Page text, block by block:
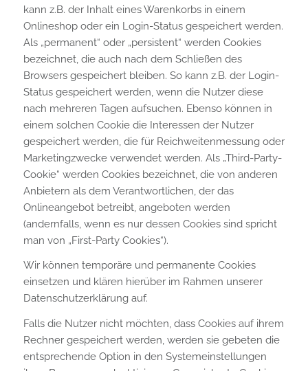
kann z.B. der Inhalt eines Warenkorbs in einem
Onlineshop oder ein Login-Status gespeichert werden.
Als „permanent“ oder „persistent“ werden Cookies
bezeichnet, die auch nach dem Schließen des
Browsers gespeichert bleiben. So kann z.B. der Login-
Status gespeichert werden, wenn die Nutzer diese
nach mehreren Tagen aufsuchen. Ebenso können in
einem solchen Cookie die Interessen der Nutzer
gespeichert werden, die für Reichweitenmessung oder
Marketingzwecke verwendet werden. Als „Third-Party-
Cookie“ werden Cookies bezeichnet, die von anderen
Anbietern als dem Verantwortlichen, der das
Onlineangebot betreibt, angeboten werden
(andernfalls, wenn es nur dessen Cookies sind spricht
man von „First-Party Cookies“).
Wir können temporäre und permanente Cookies
einsetzen und klären hierüber im Rahmen unserer
Datenschutzerklärung auf.
Falls die Nutzer nicht möchten, dass Cookies auf ihrem
Rechner gespeichert werden, werden sie gebeten die
entsprechende Option in den Systemeinstellungen